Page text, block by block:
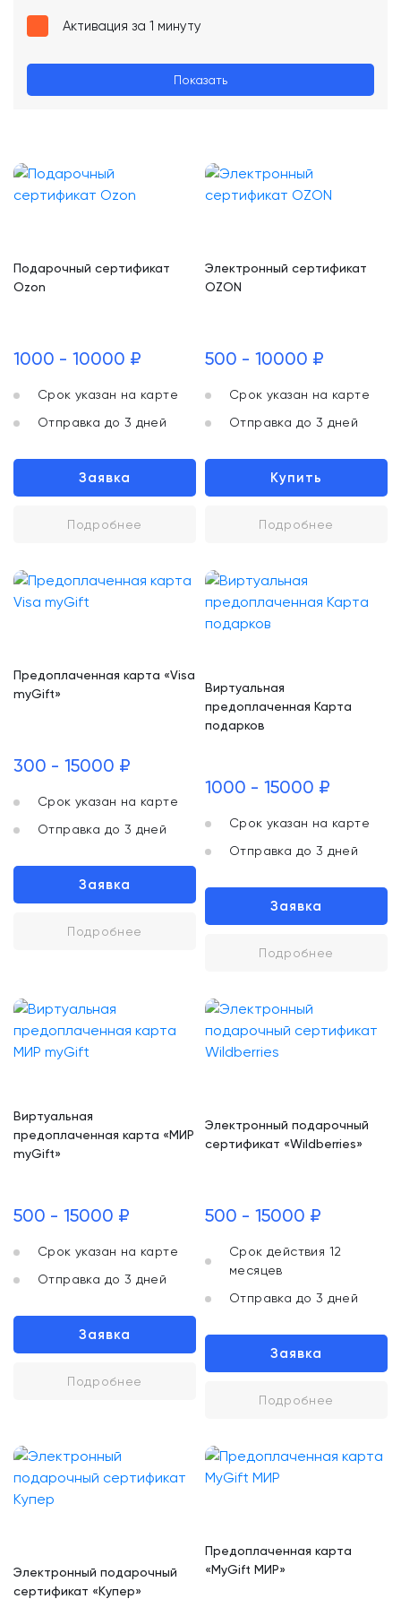
Активация за 1 минуту
Показать
Подарочный сертификат
Ozon
1000 - 10000 ₽
Срок указан на карте
Отправка до 3 дней
Заявка
Подробнее
Электронный сертификат
OZON
500 - 10000 ₽
Срок указан на карте
Отправка до 3 дней
Купить
Подробнее
Предоплаченная карта «Visa
myGift»
300 - 15000 ₽
Срок указан на карте
Отправка до 3 дней
Заявка
Подробнее
Виртуальная
предоплаченная Карта
подарков
1000 - 15000 ₽
Срок указан на карте
Отправка до 3 дней
Заявка
Подробнее
Виртуальная
предоплаченная карта «МИР
myGift»
500 - 15000 ₽
Срок указан на карте
Отправка до 3 дней
Заявка
Подробнее
Электронный подарочный
сертификат «Wildberries»
500 - 15000 ₽
Срок действия 12
месяцев
Отправка до 3 дней
Заявка
Подробнее
Электронный подарочный
сертификат «Купер»
Предоплаченная карта
«MyGift МИР»